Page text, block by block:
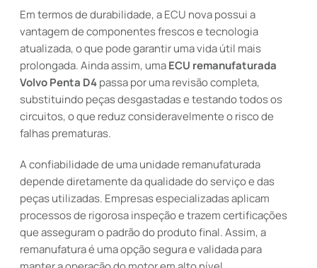
Em termos de durabilidade, a ECU nova possui a
vantagem de componentes frescos e tecnologia
atualizada, o que pode garantir uma vida útil mais
prolongada. Ainda assim, umaECU remanufaturada
Volvo Penta D4passa por uma revisão completa,
substituindo peças desgastadas e testando todos os
circuitos, o que reduz consideravelmente o risco de
falhas prematuras.
A confiabilidade de uma unidade remanufaturada
depende diretamente da qualidade do serviço e das
peças utilizadas. Empresas especializadas aplicam
processos de rigorosa inspeção e trazem certificações
que asseguram o padrão do produto final. Assim, a
remanufatura é uma opção segura e validada para